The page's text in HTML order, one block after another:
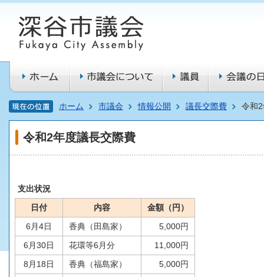
ホーム 市議会 情報公開 議長交際費 令和
令和2年度議長交際費
支出状況
日付
内容
金額（円）
6月4日
香典（田島家）
5,000円
6月30日
花環等6月分
11,000円
8月18日
香典（福島家）
5,000円